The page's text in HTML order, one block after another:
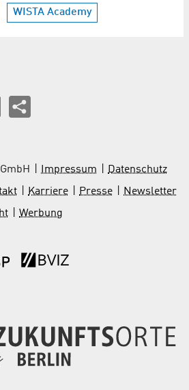
WISTA Academy
Impressum
Datenschutz
Karriere Presse
Newsletter
Werbung